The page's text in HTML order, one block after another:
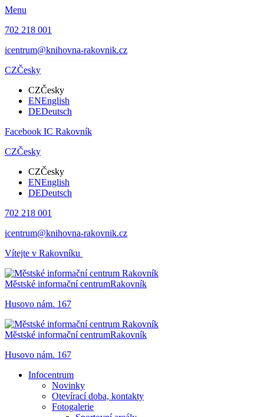
Menu
702 218 001
icentrum@knihovna-rakovnik.cz
CZČesky
CZČesky
ENEnglish
DEDeutsch
Facebook IC Rakovník
CZČesky
CZČesky
ENEnglish
DEDeutsch
702 218 001
icentrum@knihovna-rakovnik.cz
Vítejte v Rakovníku
Městské informační centrumRakovník
Husovo nám. 167
Městské informační centrumRakovník
Husovo nám. 167
Infocentrum
Novinky
Otevírací doba, kontakty
Fotogalerie